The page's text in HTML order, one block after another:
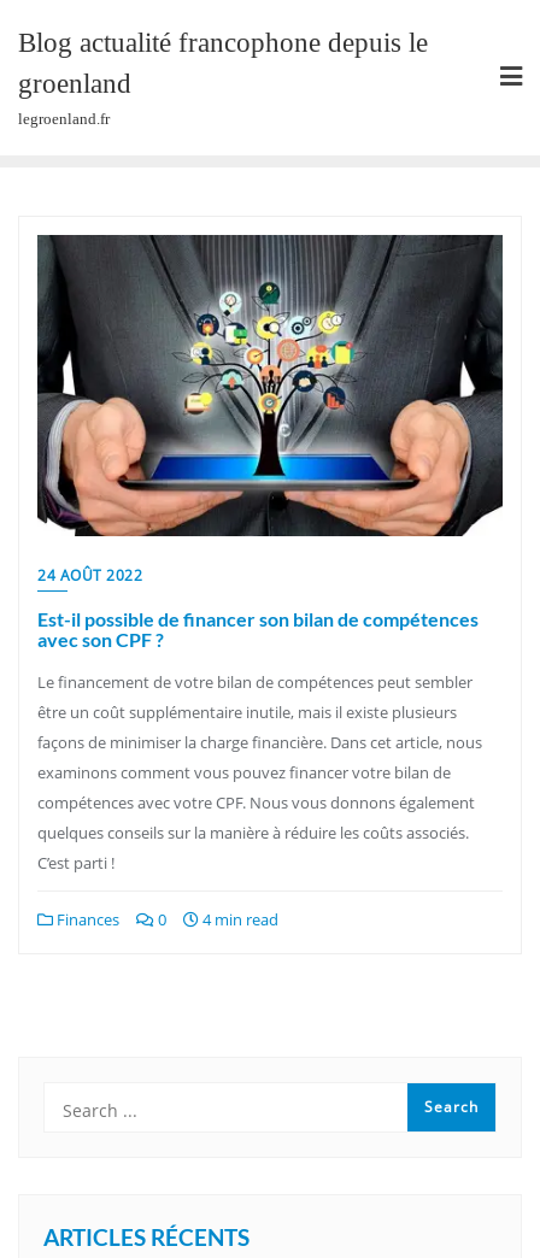
content
Blog actualité francophone depuis le
groenland
legroenland.fr
24 AOÛT 2022
Est-il possible de financer son bilan de compétences
avec son CPF ?
Le financement de votre bilan de compétences peut sembler
être un coût supplémentaire inutile, mais il existe plusieurs
façons de minimiser la charge financière. Dans cet article, nous
examinons comment vous pouvez financer votre bilan de
compétences avec votre CPF. Nous vous donnons également
quelques conseils sur la manière à réduire les coûts associés.
C’est parti !
Finances 0 4 min read
ARTICLES RÉCENTS